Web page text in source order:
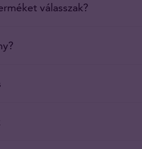
válasszak?